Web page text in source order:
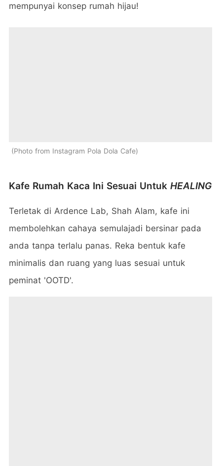
mempunyai konsep rumah hijau!
Photo from Instagram Pola Dola Cafe
Kafe Rumah Kaca Ini Sesuai Untuk HEALING
Terletak di Ardence Lab, Shah Alam, kafe ini
membolehkan cahaya semulajadi bersinar pada
anda tanpa terlalu panas. Reka bentuk kafe
minimalis dan ruang yang luas sesuai untuk
peminat 'OOTD'.